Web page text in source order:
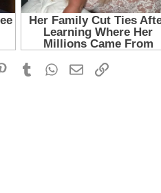
PinterestTumblrWhatsApp
EmailLink